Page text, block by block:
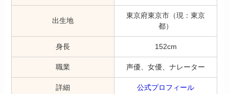
出生地
東京府東京市（現：東京
都）
身長 152cm
職業 声優、女優、ナレーター
詳細 公式プロフィール